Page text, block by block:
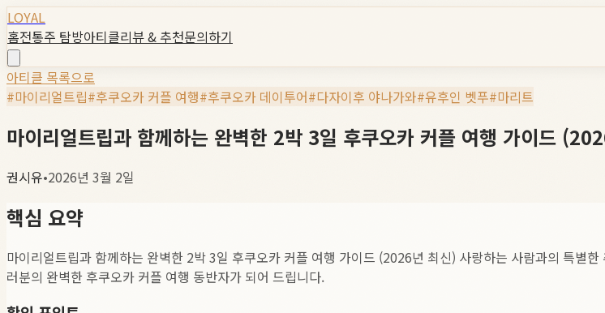
LOYAL
홈전통주 탐방아티클리뷰 & 추천문의하기
아티클 목록으로
#마이리얼트립#후쿠오카 커플 여행#후쿠오카 데이투어#다자이후 야나가와#유후인 벳푸#마리트
마이리얼트립과 함께하는 완벽한 2박 3일 후쿠오카 커플 여행 가이드
권시유•2026년 3월 2일
핵심 요약
마이리얼트립과 함께하는 완벽한 2박 3일 후쿠오카 커플 여행 가이드 (2026년 최신) 사랑하는 사람과의 특별
러분의 완벽한 후쿠오카 커플 여행 동반자가 되어 드립니다.